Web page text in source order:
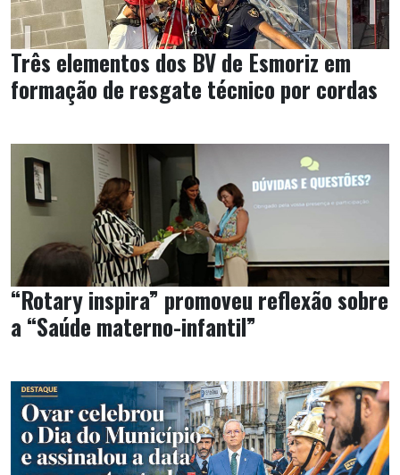
Três elementos dos BV de Esmoriz em
formação de resgate técnico por cordas
“Rotary inspira” promoveu reflexão sobre
a “Saúde materno-infantil”